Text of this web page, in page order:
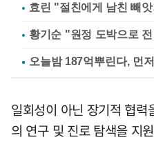
효린 "절친에게 남친 빼
황기순 "원정 도박으로
일회성이 아닌 장기적 협
의 연구 및 진로 탐색을 지